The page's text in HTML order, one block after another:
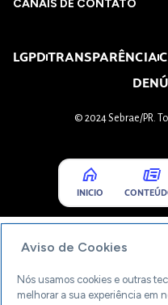
CANAIS DE CONTATO
LGPDTRANSPARÊNCIA
© 2024 Sebrae/PR.
INICIO
Aviso de Cookies
Nós usamos cookies e outras
melhorar a sua experiência em